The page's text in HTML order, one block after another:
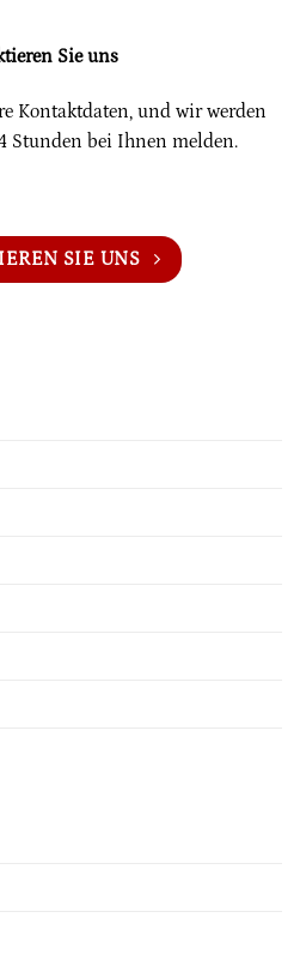
Sie uns
Kontaktdaten, und wir werden
Stunden bei Ihnen melden.
SIE UNS